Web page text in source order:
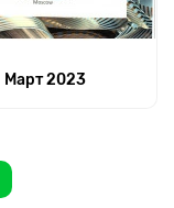
Март 2023